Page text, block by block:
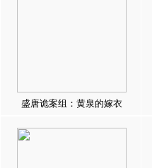
盛唐诡案组：黄泉的嫁衣